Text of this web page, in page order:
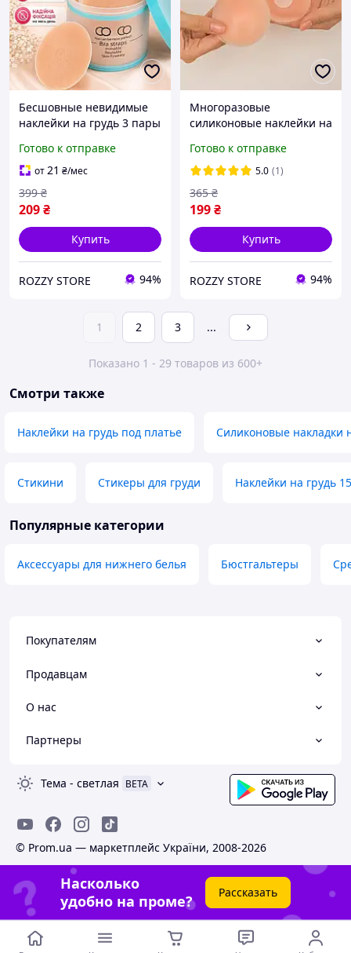
Бесшовные невидимые
наклейки на грудь 3 пары
многоразовые стикини
наклейки для груди
клейкие 6.5 см
Готово к отправке
от21 ₴/мес
209₴
399 ₴
Купить
ROZZY STORE 94%
Многоразовые
силиконовые наклейки на
наклейки невидимые
стикини на клейкой
основе круг 6.5 см
Готово к отправке
5.0 (1)
199₴
365 ₴
Купить
ROZZY STORE 94%
1 2 3 ...
Показано 1 - 29 товаров из 600+
Смотри также
Наклейки на грудь под платье Силиконовые накладки
Стикини Стикеры для груди Наклейки на грудь
Популярные категории
Аксессуары для нижнего белья Бюстгальтеры
Покупателям
Продавцам
О нас
Партнеры
Тема - светлая BETA
© Prom.ua — маркетплейс України, 2008-2026
Насколько
удобно на проме?
Рассказать